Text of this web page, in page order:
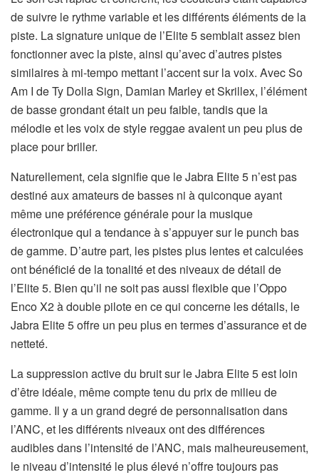
de suivre le rythme variable et les différents éléments de la
piste. La signature unique de l’Elite 5 semblait assez bien
fonctionner avec la piste, ainsi qu’avec d’autres pistes
similaires à mi-tempo mettant l’accent sur la voix. Avec So
Am I de Ty Dolla Sign, Damian Marley et Skrillex, l’élément
de basse grondant était un peu faible, tandis que la
mélodie et les voix de style reggae avaient un peu plus de
place pour briller.
Naturellement, cela signifie que le Jabra Elite 5 n’est pas
destiné aux amateurs de basses ni à quiconque ayant
même une préférence générale pour la musique
électronique qui a tendance à s’appuyer sur le punch bas
de gamme. D’autre part, les pistes plus lentes et calculées
ont bénéficié de la tonalité et des niveaux de détail de
l’Elite 5. Bien qu’il ne soit pas aussi flexible que l’Oppo
Enco X2 à double pilote en ce qui concerne les détails, le
Jabra Elite 5 offre un peu plus en termes d’assurance et de
netteté.
La suppression active du bruit sur le Jabra Elite 5 est loin
d’être idéale, même compte tenu du prix de milieu de
gamme. Il y a un grand degré de personnalisation dans
l’ANC, et les différents niveaux ont des différences
audibles dans l’intensité de l’ANC, mais malheureusement,
le niveau d’intensité le plus élevé n’offre toujours pas